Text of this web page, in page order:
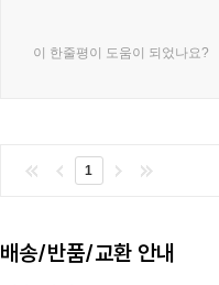
이 한줄평이 도움이 되었나요?
1
배송/반품/교환 안내